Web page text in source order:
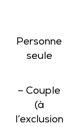
Personne
seule
– Couple
(à
l’exclusion